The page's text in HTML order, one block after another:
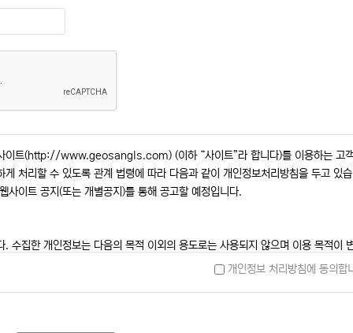
사이트(http://www.geosangls.com) (이하 “사이트”라 합니다)를 이용하는 고
처리할 수 있도록 관계 법령에 따라 다음과 같이 개인정보처리방침을 두고 있
사이트 공지(또는 개별공지)를 통해 공고할 예정입니다.
수집한 개인정보는 다음의 목적 이외의 용도로는 사용되지 않으며 이용 목적이
개인정보 처리방침에 동의합